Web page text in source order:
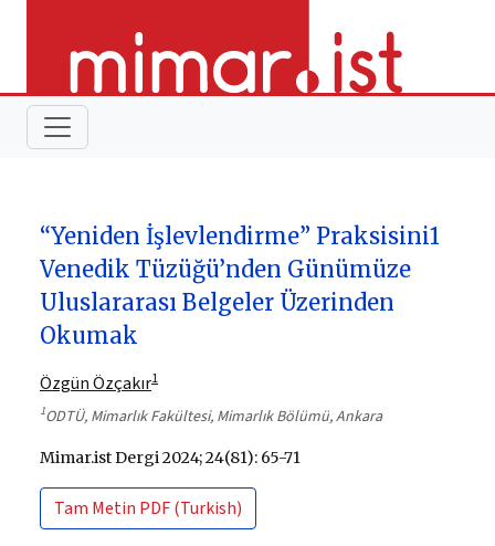
“Yeniden İşlevlendirme” Praksisini1
Venedik Tüzüğü’nden Günümüze
Uluslararası Belgeler Üzerinden
Okumak
Özgün Özçakır1
1ODTÜ, Mimarlık Fakültesi, Mimarlık Bölümü, Ankara
Mimar.ist Dergi 2024; 24(81): 65-71
Tam Metin PDF (Turkish)